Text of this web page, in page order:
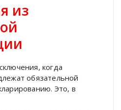
из
когда
обязательной
Это, в